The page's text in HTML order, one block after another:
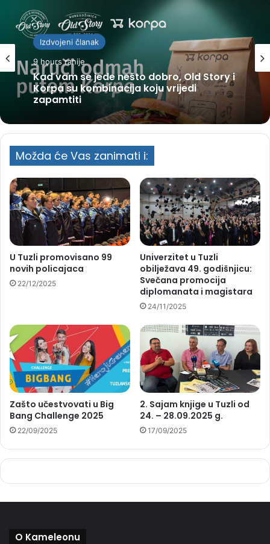
Izdvojeni članak
9 hours ranije
Kad vam se jede nešto dobro, Old Story i
Korpa su kombinacija koju vrijedi
zapamtiti
Tuzla
10 hours ranije
Grad Tuzla podržao 17 projekata za
razvoj poduzetništva i poljoprivrede
Možda će Vas zanimati i:
U Tuzli promovisano 99
novih policajaca
22/12/2025
Univerzitet u Tuzli
obilježava 49. godišnjicu:
Svečana promocija
diplomanata i magistara
24/11/2025
Zašto učestvovati u Big
Bang Challenge 2025
22/09/2025
2. Sajam knjige u Tuzli od
24. – 28.09.2025 g.
17/09/2025
O Kameleonu